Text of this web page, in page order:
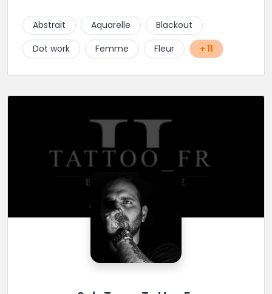
Dotwork, ornemental et floral. Epaulée par AlexXx
Tattoo pour les petits tattoos, lettrage, darkwork,
mangas et Réalisme. Les horaires stipulés sont les
horaires d'entrées libres.
Abstrait Aquarelle
Blackout
Dot work
Femme Fleur + 11